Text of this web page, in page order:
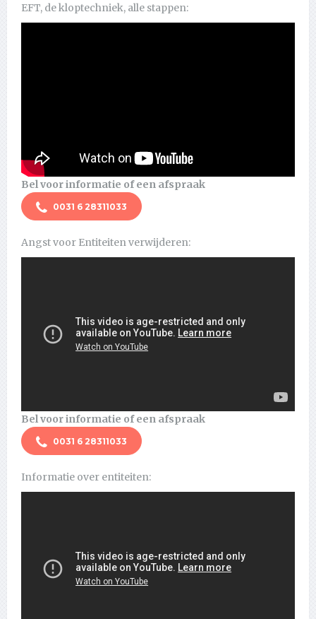
EFT, de kloptechniek, alle stappen:
Bel voor informatie of een afspraak
0031 6 28311033
Angst voor Entiteiten verwijderen:
Bel voor informatie of een afspraak
0031 6 28311033
Informatie over entiteiten: